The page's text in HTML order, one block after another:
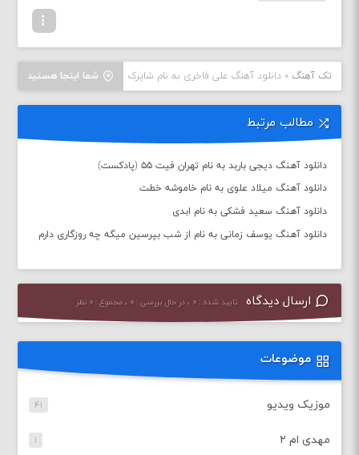
شما اینجا هستید تک آهنگ »دانلود آهنگ علی فاخری به نام شاپرک
مطالب مرتبط
دانلود آهنگ دیجی باربد به نام تهران فیت ۵۵ (پادکست)
دانلود آهنگ میلاد علوی به نام خاموشه خطت
دانلود آهنگ سعید فشکی به نام ابدی
دانلود آهنگ یوسف زمانی به نام از شب بپرسین میگه چه روزگاری دارم
ارسال دیدگاه تایید شده : ۰ ، در حال بررسی : ۰ ، مجموع : ۰ نظر
موضوعات
موزیک ویدیو ۴۱
مهدی ام ۲ ۱